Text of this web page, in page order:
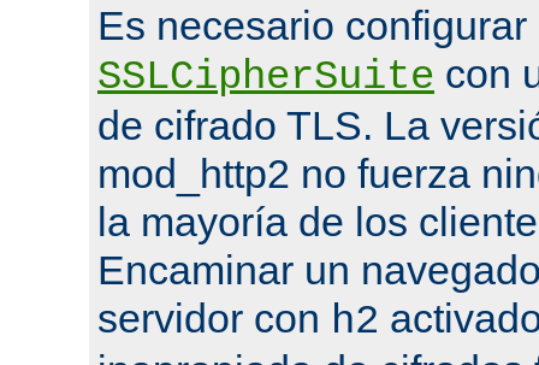
Es necesario configurar
SSLCipherSuite con
de cifrado TLS. La
mod_http2 no fuerza
la mayoría de los
Encaminar un
servidor con h2